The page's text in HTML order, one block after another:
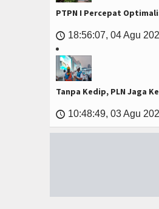
PTPN I Percepat
🕔 18:56:07, 04 Agu
Tanpa Kedip, PLN Jaga
🕔 10:48:49, 03 Agu